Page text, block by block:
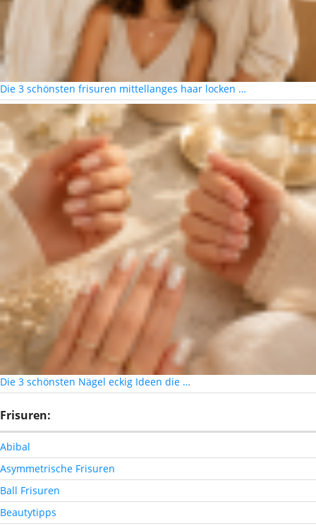
Die 3 schönsten frisuren mittellanges haar locken …
Die 3 schönsten Nägel eckig Ideen die …
Frisuren:
Abibal
Asymmetrische Frisuren
Ball Frisuren
Beautytipps